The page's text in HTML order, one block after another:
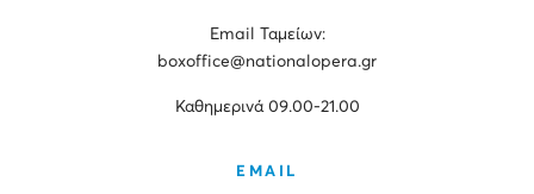
Εmail Ταμείων:
boxoffice@nationalopera.gr
Καθημερινά 09.00-21.00
EMAIL